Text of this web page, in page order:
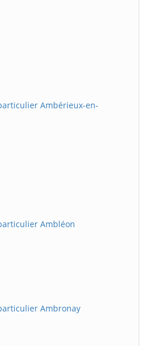
Ambérieux-en-
Ambléon
Ambronay